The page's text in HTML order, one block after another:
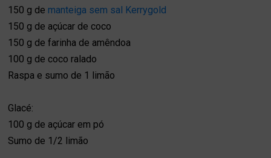
150 g demanteiga sem sal Kerrygold
150 g de açúcar de coco
150 g de farinha de amêndoa
100 g de coco ralado
Raspa e sumo de 1 limão
Glacé:
100 g de açúcar em pó
Sumo de 1/2 limão